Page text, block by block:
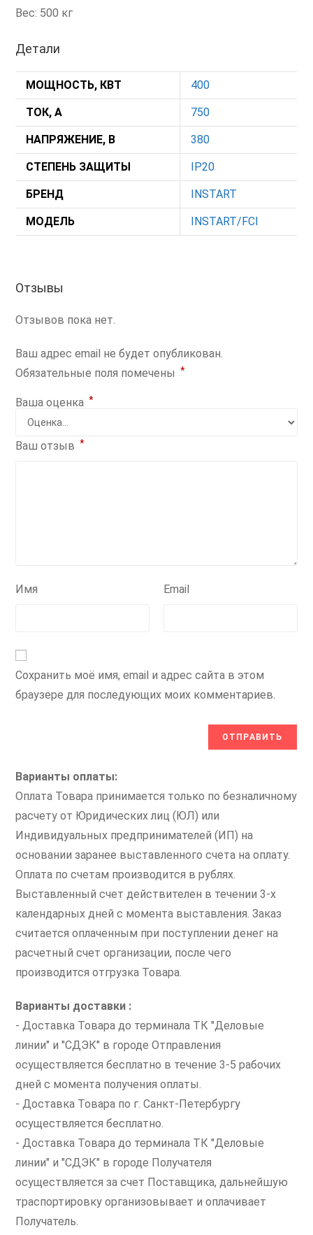
Вес: 500 кг
Детали
МОЩНОСТЬ, КВТ 400
ТОК, А 750
НАПРЯЖЕНИЕ, В 380
СТЕПЕНЬ ЗАЩИТЫ IP20
БРЕНД INSTART
МОДЕЛЬ INSTART/FCI
Отзывы
Отзывов пока нет.
Ваш адрес email не будет опубликован.
Обязательные поля помечены *
Ваша оценка *
Ваш отзыв *
Имя Email
Сохранить моё имя, email и адрес сайта в этом
браузере для последующих моих комментариев.
Варианты оплаты:
Оплата Товара принимается только по безналичному
расчету от Юридических лиц (ЮЛ) или
Индивидуальных предпринимателей (ИП) на
основании заранее выставленного счета на оплату.
Оплата по счетам производится в рублях.
Выставленный счет действителен в течении 3-х
календарных дней с момента выставления. Заказ
считается оплаченным при поступлении денег на
расчетный счет организации, после чего
производится отгрузка Товара.
Варианты доставки :
- Доставка Товара до терминала ТК "Деловые
линии" и "СДЭК" в городе Отправления
осуществляется бесплатно в течение 3-5 рабочих
дней с момента получения оплаты.
- Доставка Товара по г. Санкт-Петербургу
осуществляется бесплатно.
- Доставка Товара до терминала ТК "Деловые
линии" и "СДЭК" в городе Получателя
осуществляется за счет Поставщика, дальнейшую
траспортировку организовывает и оплачивает
Получатель.